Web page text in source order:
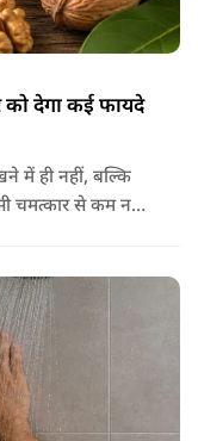
देगा कई फायदे
में ही नहीं, बल्कि
चमत्कार से कम नहीं
विस्तार से जानते